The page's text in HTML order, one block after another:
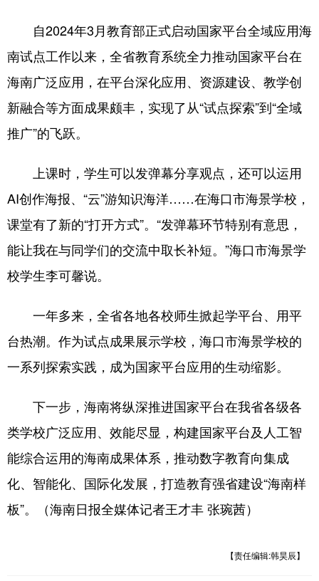
自2024年3月教育部正式启动国家平台全域应用海
南试点工作以来，全省教育系统全力推动国家平台在
海南广泛应用，在平台深化应用、资源建设、教学创
新融合等方面成果颇丰，实现了从“试点探索”到“全域
推广”的飞跃。
上课时，学生可以发弹幕分享观点，还可以运用
AI创作海报、“云”游知识海洋……在海口市海景学校，
课堂有了新的“打开方式”。“发弹幕环节特别有意思，
能让我在与同学们的交流中取长补短。”海口市海景学
校学生李可馨说。
一年多来，全省各地各校师生掀起学平台、用平
台热潮。作为试点成果展示学校，海口市海景学校的
一系列探索实践，成为国家平台应用的生动缩影。
下一步，海南将纵深推进国家平台在我省各级各
类学校广泛应用、效能尽显，构建国家平台及人工智
能综合运用的海南成果体系，推动数字教育向集成
化、智能化、国际化发展，打造教育强省建设“海南样
板”。（海南日报全媒体记者王才丰 张琬茜）
【责任编辑:韩昊辰】